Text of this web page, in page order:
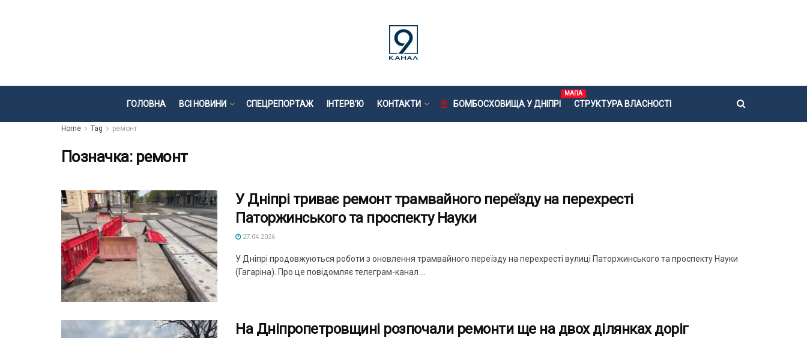
ГОЛОВНА ВСІ НОВИНИ СПЕЦРЕПОРТАЖ ІНТЕРВ’Ю КОНТАКТИ БОМБОСХОВИЩА У ДНІПРІ
МАПА
СТРУКТУРА ВЛАСНОСТІ
Home Tag ремонт
Позначка: ремонт
У Дніпрі триває ремонт трамвайного переїзду на перехресті
Паторжинського та проспекту Науки
27.04.2026
У Дніпрі продовжуються роботи з оновлення трамвайного переїзду на перехресті вулиці Паторжинського та проспекту Науки
(Гагаріна). Про це повідомляє телеграм-канал ...
На Дніпропетровщині розпочали ремонти ще на двох ділянках доріг